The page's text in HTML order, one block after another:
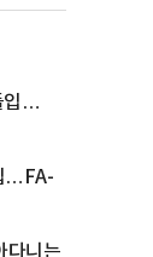
입…
…FA-
다니는